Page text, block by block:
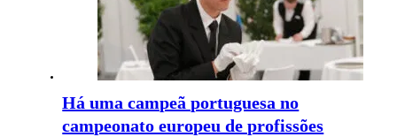
Há uma campeã portuguesa no
campeonato europeu de profissões